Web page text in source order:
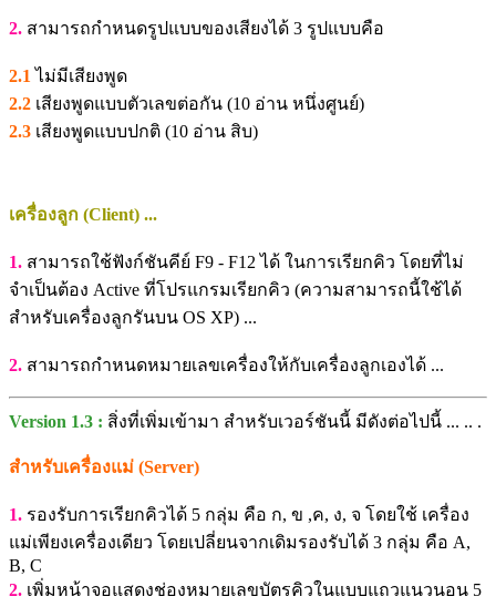
2. สามารถกำหนดรูปแบบของเสียงได้ 3 รูปแบบคือ
2.1 ไม่มีเสียงพูด
2.2 เสียงพูดแบบตัวเลขต่อกัน (10 อ่าน หนึ่งศูนย์)
2.3 เสียงพูดแบบปกติ (10 อ่าน สิบ)
เครื่องลูก (Client) ...
1. สามารถใช้ฟังก์ชันคีย์ F9 - F12 ได้ ในการเรียกคิว โดยที่ไม่
จำเป็นต้อง Active ที่โปรแกรมเรียกคิว (ความสามารถนี้ใช้ได้
สำหรับเครื่องลูกรันบน OS XP) ...
2. สามารถกำหนดหมายเลขเครื่องให้กับเครื่องลูกเองได้ ...
Version 1.3 : สิ่งที่เพิ่มเข้ามา สำหรับเวอร์ชันนี้ มีดังต่อไปนี้ ... .. .
สำหรับเครื่องแม่ (Server)
1. รองรับการเรียกคิวได้ 5 กลุ่ม คือ ก, ข ,ค, ง, จ โดยใช้ เครื่อง
แม่เพียงเครื่องเดียว โดยเปลี่ยนจากเดิมรองรับได้ 3 กลุ่ม คือ A,
B, C
2. เพิ่มหน้าจอแสดงช่องหมายเลขบัตรคิวในแบบแถวแนวนอน 5